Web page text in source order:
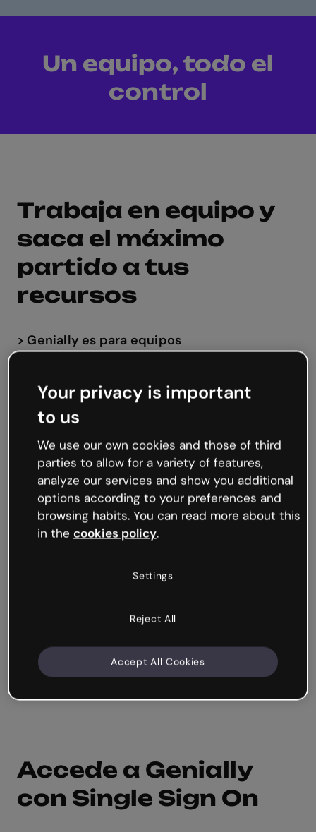
Un equipo, todo el
control
Trabaja en equipo y
saca el máximo
partido a tus
recursos
> Genially es para equipos
En tu workspace compartido podéis co-editar
para pasar de una idea a un contenido
aprobado en un abrir y cerrar de ojos.
Accede a:
- Trabajo colaborativo en tiempo real
- Espacios y carpetas
- Kit de marca y plantillas de equipo
- Plantillas premium
Accede a Genially
con Single Sign On
Your privacy is important to us
allow for a variety of features, analyze our
Settings